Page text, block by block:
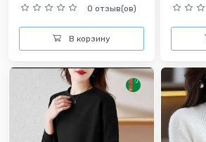
0 отзыв(ов)
В корзину